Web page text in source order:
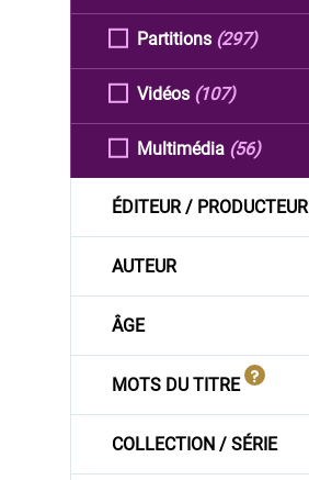
Partitions (297)
Vidéos (107)
Multimédia (56)
ÉDITEUR / PRODUCTEUR
AUTEUR
ÂGE
MOTS DU TITRE
COLLECTION / SÉRIE